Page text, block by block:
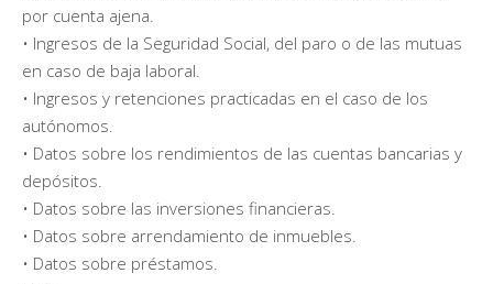
por cuenta ajena.
• Ingresos de la Seguridad Social, del paro o de las mutuas
en caso de baja laboral.
• Ingresos y retenciones practicadas en el caso de los
autónomos.
• Datos sobre los rendimientos de las cuentas bancarias y
depósitos.
• Datos sobre las inversiones financieras.
• Datos sobre arrendamiento de inmuebles.
• Datos sobre préstamos.